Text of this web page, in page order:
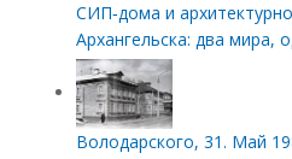
СИП‑дома и
Архангельска: два мира,
Володарского, 31. Май